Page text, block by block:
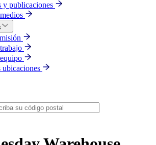
y publicaciones
ubicaciones